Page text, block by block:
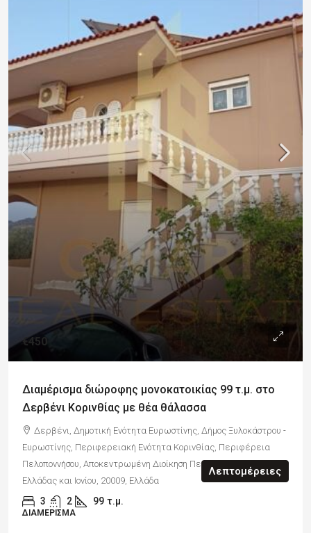
€450
Διαμέρισμα διώροφης μονοκατοικίας 99 τ.μ. στο
Δερβένι Κορινθίας με θέα θάλασσα
Δερβένι, Δημοτική Ενότητα Ευρωστίνης, Δήμος Ξυλοκάστρου -
Ευρωστίνης, Περιφερειακή Ενότητα Κορινθίας, Περιφέρεια
Πελοποννήσου, Αποκεντρωμένη Διοίκηση Πελοποννήσου, Δυτικής
Ελλάδας και Ιονίου, 20009, Ελλάδα
3 2 99 τ.μ.
ΔΙΑΜΈΡΙΣΜΑ
Λεπτομέρειες